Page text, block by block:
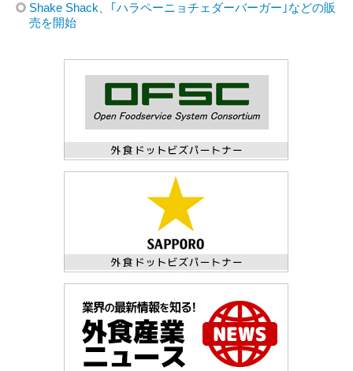
Shake Shack、｢ハラペーニョチェダーバーガー｣などの販
売を開始